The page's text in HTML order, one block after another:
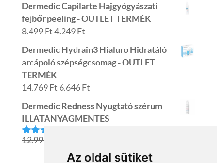
Az oldal sütiket
was:
7.799 Ft.
is:
3.899 Ft.
Dermedic Capilarte Hajgyógyászati
fejbőr peeling - OUTLET TERMÉK
8.499FtOriginal
was:
8.499 Ft.
4.249FtCurrent
is:
4.249 Ft.
Dermedic Hydrain3 Hialuro Hidratáló
arcápoló szépségcsomag - OUTLET
TERMÉK
14.769FtOriginal
was:
14.769 Ft.
6.646FtCurrent
is:
6.646 Ft.
Dermedic Redness Nyugtató szérum
ILLATANYAGMENTES
Értékelés:
12.999
price
price